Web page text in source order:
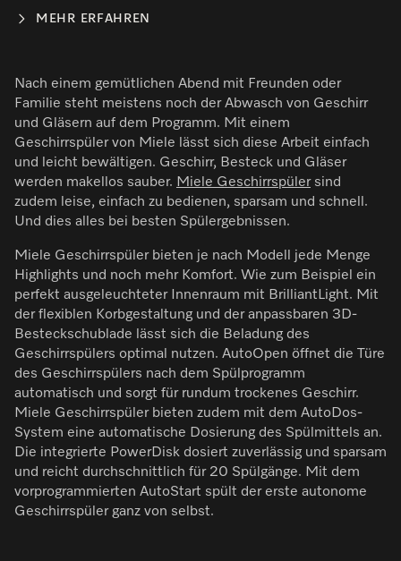
MEHR ERFAHREN
Nach einem gemütlichen Abend mit Freunden oder
Familie steht meistens noch der Abwasch von Geschirr
und Gläsern auf dem Programm. Mit einem
Geschirrspüler von Miele lässt sich diese Arbeit einfach
und leicht bewältigen. Geschirr, Besteck und Gläser
werden makellos sauber. Miele Geschirrspülersind
zudem leise, einfach zu bedienen, sparsam und schnell.
Und dies alles bei besten Spülergebnissen.
Miele Geschirrspüler bieten je nach Modell jede Menge
Highlights und noch mehr Komfort. Wie zum Beispiel ein
perfekt ausgeleuchteter Innenraum mit BrilliantLight. Mit
der flexiblen Korbgestaltung und der anpassbaren 3D-
Besteckschublade lässt sich die Beladung des
Geschirrspülers optimal nutzen. AutoOpen öffnet die Türe
des Geschirrspülers nach dem Spülprogramm
automatisch und sorgt für rundum trockenes Geschirr.
Miele Geschirrspüler bieten zudem mit dem AutoDos-
System eine automatische Dosierung des Spülmittels an.
Die integrierte PowerDisk dosiert zuverlässig und sparsam
und reicht durchschnittlich für 20 Spülgänge. Mit dem
vorprogrammierten AutoStart spült der erste autonome
Geschirrspüler ganz von selbst.